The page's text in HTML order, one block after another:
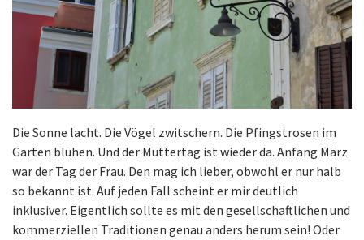
Die Sonne lacht. Die Vögel zwitschern. Die Pfingstrosen im
Garten blühen. Und der Muttertag ist wieder da. Anfang März
war der Tag der Frau. Den mag ich lieber, obwohl er nur halb
so bekannt ist. Auf jeden Fall scheint er mir deutlich
inklusiver. Eigentlich sollte es mit den gesellschaftlichen und
kommerziellen Traditionen genau anders herum sein! Oder